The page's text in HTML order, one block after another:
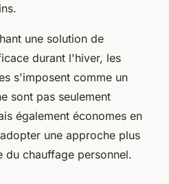
une solution de
durant l'hiver, les
s'imposent comme un
sont pas seulement
également économes en
une approche plus
du chauffage personnel.